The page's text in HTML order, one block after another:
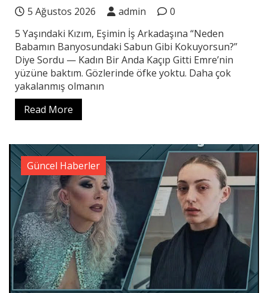
5 Ağustos 2026 admin
0
5 Yaşındaki Kızım, Eşimin İş Arkadaşına “Neden
Babamın Banyosundaki Sabun Gibi Kokuyorsun?”
Diye Sordu — Kadın Bir Anda Kaçıp Gitti Emre’nin
yüzüne baktım. Gözlerinde öfke yoktu. Daha çok
yakalanmış olmanın
Read More
Güncel Haberler